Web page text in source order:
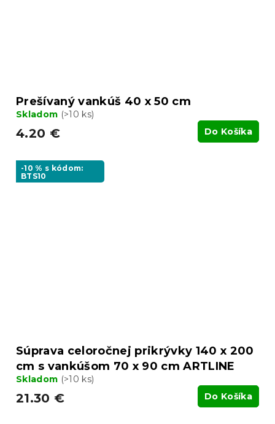
Prešívaný vankúš 40 x 50 cm
Skladom (>10 ks)
4.20 € Do Košíka
-10 % s kódom:
BTS10
Súprava celoročnej prikrývky 140 x 200
cm s vankúšom 70 x 90 cm ARTLINE
Skladom (>10 ks)
21.30 € Do Košíka